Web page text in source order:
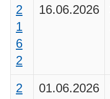
2
1
6
2
16.06.2026
2
01.06.2026